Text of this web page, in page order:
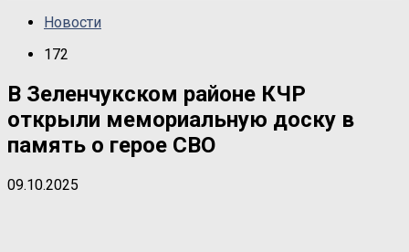
Новости
172
В Зеленчукском районе КЧР
открыли мемориальную доску в
память о герое СВО
09.10.2025